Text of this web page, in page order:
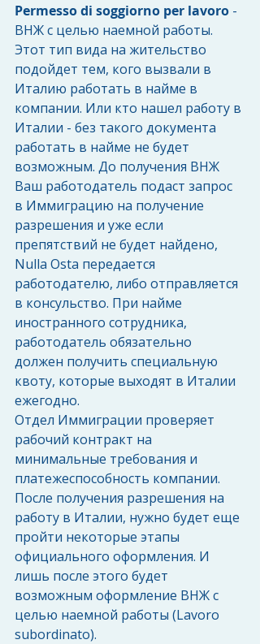
Permesso di soggiorno per lavoro -
ВНЖ с целью наемной работы.
Этот тип вида на жительство
подойдет тем, кого вызвали в
Италию работать в найме в
компании. Или кто нашел работу в
Италии - без такого документа
работать в найме не будет
возможным. До получения ВНЖ
Ваш работодатель подаст запрос
в Иммиграцию на получение
разрешения и уже если
препятствий не будет найдено,
Nulla Osta передается
работодателю, либо отправляется
в консульство. При найме
иностранного сотрудника,
работодатель обязательно
должен получить специальную
квоту, которые выходят в Италии
ежегодно.
Отдел Иммиграции проверяет
рабочий контракт на
минимальные требования и
платежеспособность компании.
После получения разрешения на
работу в Италии, нужно будет еще
пройти некоторые этапы
официального оформления. И
лишь после этого будет
возможным оформление ВНЖ с
целью наемной работы (Lavoro
subordinato).